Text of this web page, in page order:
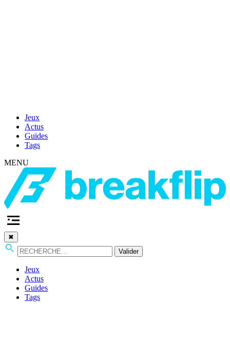
Jeux
Actus
Guides
Tags
MENU
✖
Valider
Jeux
Actus
Guides
Tags